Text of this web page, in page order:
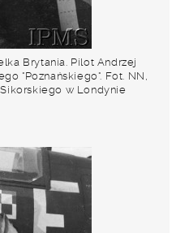
Brytania. Pilot Andrzej
"Poznańskiego". Fot. NN,
w Londynie